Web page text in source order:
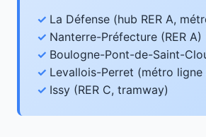
La Défense (hub RER A,
Nanterre-Préfecture (RER A)
Boulogne-Pont-de-Saint-
Levallois-Perret (métro ligne
Issy (RER C, tramway)